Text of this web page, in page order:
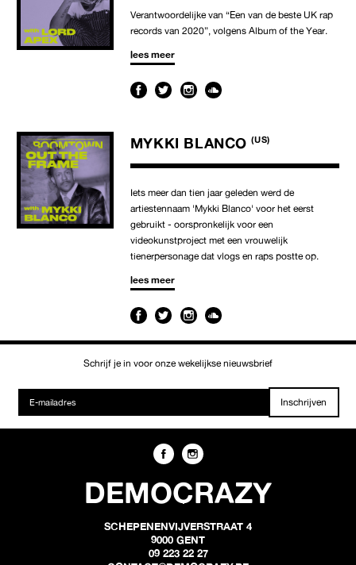
Verantwoordelijke van “Een van de beste UK rap
records van 2020”, volgens Album of the Year.
lees meer
MYKKI BLANCO (US)
Iets meer dan tien jaar geleden werd de
artiestennaam 'Mykki Blanco' voor het eerst
gebruikt - oorspronkelijk voor een
videokunstproject met een vrouwelijk
tienerpersonage dat vlogs en raps postte op.
lees meer
Schrijf je in voor onze wekelijkse nieuwsbrief
Inschrijven
DEMOCRAZY
SCHEPENENVIJVERSTRAAT 4
9000 GENT
09 223 22 27